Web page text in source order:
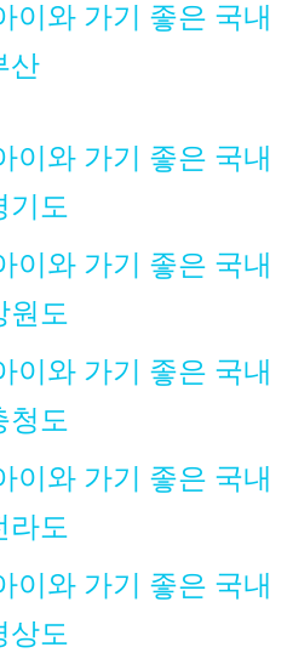
이와 가기 좋은 국내
산
이와 가기 좋은 국내
기도
이와 가기 좋은 국내
원도
이와 가기 좋은 국내
청도
이와 가기 좋은 국내
라도
이와 가기 좋은 국내
상도